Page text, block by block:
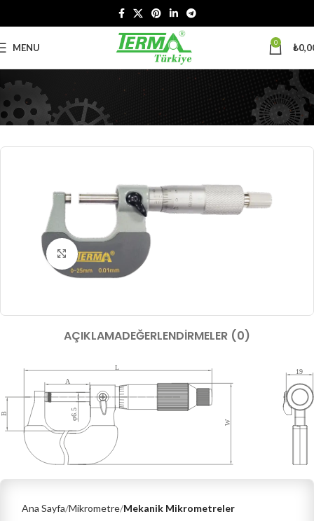
MENU 0 ₺
Büyütmek için tıklayın
AÇIKLAMADEĞERLENDIRMELER (0)
Ana Sayfa Mikrometre Mekanik Mikrometreler